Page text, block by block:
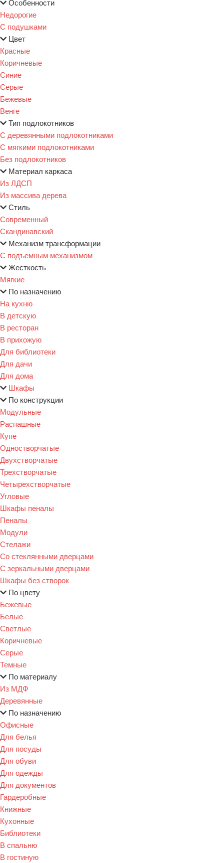
Особенности
Недорогие
С подушками
Цвет
Красные
Коричневые
Синие
Серые
Бежевые
Венге
Тип подлокотников
С деревянными подлокотниками
С мягкими подлокотниками
Без подлокотников
Материал каркаса
Из ЛДСП
Из массива дерева
Стиль
Современный
Скандинавский
Механизм трансформации
С подъемным механизмом
Жесткость
Мягкие
По назначению
На кухню
В детскую
В ресторан
В прихожую
Для библиотеки
Для дачи
Для дома
Шкафы
По конструкции
Модульные
Распашные
Купе
Одностворчатые
Двухстворчатые
Трехстворчатые
Четырехстворчатые
Угловые
Шкафы пеналы
Пеналы
Модули
Стелажи
Со стеклянными дверцами
С зеркальными дверцами
Шкафы без створок
По цвету
Бежевые
Белые
Светлые
Коричневые
Серые
Темные
По материалу
Из МДФ
Деревянные
По назначению
Офисные
Для белья
Для посуды
Для обуви
Для одежды
Для документов
Гардеробные
Книжные
Кухонные
Библиотеки
В спальню
В гостиную